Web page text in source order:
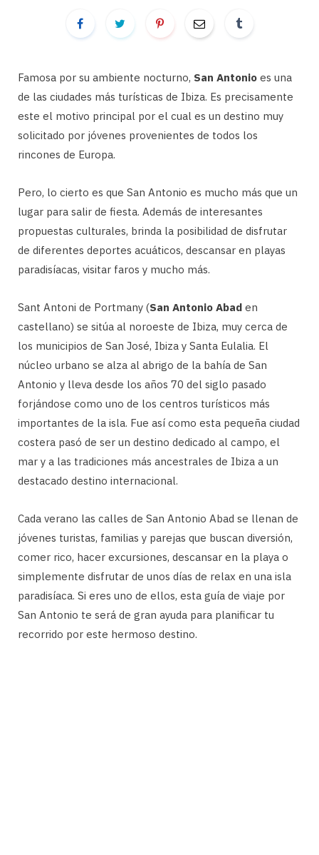
Famosa por su ambiente nocturno, San Antonio es una
de las ciudades más turísticas de Ibiza. Es precisamente
este el motivo principal por el cual es un destino muy
solicitado por jóvenes provenientes de todos los
rincones de Europa.
Pero, lo cierto es que San Antonio es mucho más que un
lugar para salir de fiesta. Además de interesantes
propuestas culturales, brinda la posibilidad de disfrutar
de diferentes deportes acuáticos, descansar en playas
paradisíacas, visitar faros y mucho más.
Sant Antoni de Portmany (San Antonio Abad en
castellano) se sitúa al noroeste de Ibiza, muy cerca de
los municipios de San José, Ibiza y Santa Eulalia. El
núcleo urbano se alza al abrigo de la bahía de San
Antonio y lleva desde los años 70 del siglo pasado
forjándose como uno de los centros turísticos más
importantes de la isla. Fue así como esta pequeña ciudad
costera pasó de ser un destino dedicado al campo, el
mar y a las tradiciones más ancestrales de Ibiza a un
destacado destino internacional.
Cada verano las calles de San Antonio Abad se llenan de
jóvenes turistas, familias y parejas que buscan diversión,
comer rico, hacer excursiones, descansar en la playa o
simplemente disfrutar de unos días de relax en una isla
paradisíaca. Si eres uno de ellos, esta guía de viaje por
San Antonio te será de gran ayuda para planificar tu
recorrido por este hermoso destino.